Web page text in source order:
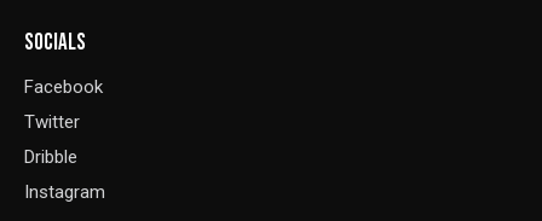
SOCIALS
Facebook
Twitter
Dribble
Instagram